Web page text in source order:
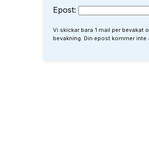
Epost:
Vi skickar bara 1 mail per bevakat
bevakning. Din epost kommer